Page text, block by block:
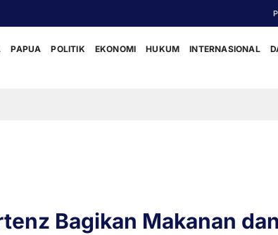
PAPUA POLITIK EKONOMI HUKUM INTERNASIONAL
Bagikan Makanan